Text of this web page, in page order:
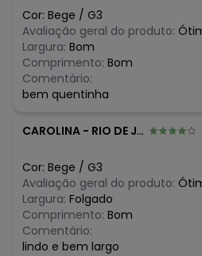
algum dia do mês, para o menor
agosto/2026
julho/2026
junho/2026
maio/2026
abril/2026
março/2026
Cor: Bege / G3
Avaliação geral do produto:
Largura: Bom
Comprimento: Bom
Comentário:
bem quentinha
CAROLINA - RIO DE JANEIRO - RJ
Cor: Bege / G3
Avaliação geral do produto:
Largura: Folgado
Comprimento: Bom
Comentário:
lindo e bem largo